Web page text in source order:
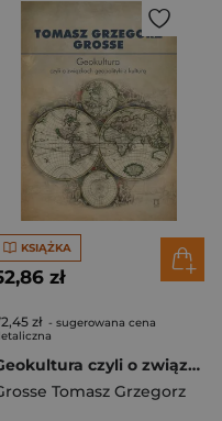
KSIĄŻKA
zł
zł - sugerowana cena
Geokultura czyli o związkach geopolityki z kulturą
Tomasz Grzegorz